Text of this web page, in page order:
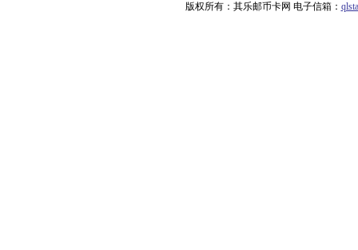
版权所有：其乐邮币卡网 电子信箱：